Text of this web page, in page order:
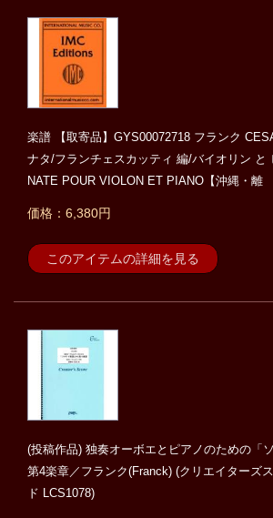
楽譜 【取寄品】GYS00072718 フランク
ナタ/フランチェスカッティ 編/バイオリン と
NATE POUR VIOLON ET PIANO【沖縄・離
価格：6,380円
このアイテムの詳細を見る
(投稿作品) 独奏オーボエとピアノのための「
第4楽章／フランク(Franck) (クリエイターズ
ド LCS1078)